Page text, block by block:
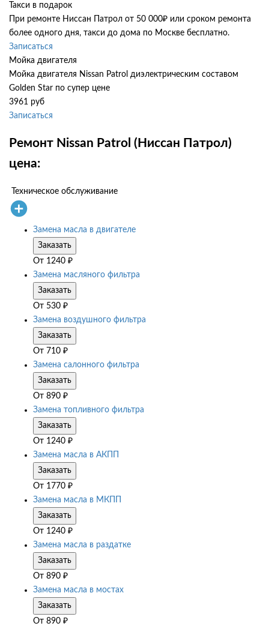
Такси в подарок
При ремонте Ниссан Патрол от 50 000₽ или сроком ремонта
более одного дня, такси до дома по Москве бесплатно.
Записаться
Мойка двигателя
Мойка двигателя Nissan Patrol диэлектрическим составом
Golden Star по супер цене
3961 руб
Записаться
Ремонт Nissan Patrol (Ниссан Патрол)
цена:
Техническое обслуживание
Замена масла в двигателе
Заказать
От 1240 ₽
Замена масляного фильтра
Заказать
От 530 ₽
Замена воздушного фильтра
Заказать
От 710 ₽
Замена салонного фильтра
Заказать
От 890 ₽
Замена топливного фильтра
Заказать
От 1240 ₽
Замена масла в АКПП
Заказать
От 1770 ₽
Замена масла в МКПП
Заказать
От 1240 ₽
Замена масла в раздатке
Заказать
От 890 ₽
Замена масла в мостах
Заказать
От 890 ₽